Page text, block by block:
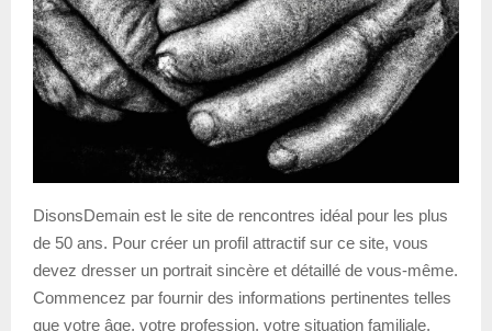
DisonsDemain est le site de rencontres idéal pour les plus
de 50 ans. Pour créer un profil attractif sur ce site, vous
devez dresser un portrait sincère et détaillé de vous-même.
Commencez par fournir des informations pertinentes telles
que votre âge, votre profession, votre situation familiale,